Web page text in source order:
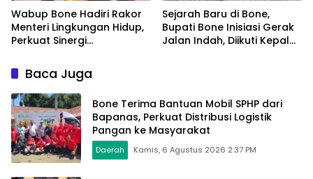
Wabup Bone Hadiri Rakor
Menteri Lingkungan Hidup,
Perkuat Sinergi
Modern
Sejarah Baru di Bone,
Bupati Bone Inisiasi Gerak
Jalan Indah, Diikuti Kepala
Baca Juga
Bone Terima Bantuan Mobil SPHP dari
Bapanas, Perkuat Distribusi Logistik
Pangan ke Masyarakat
Daerah Kamis, 6 Agustus 2026 2:37 PM